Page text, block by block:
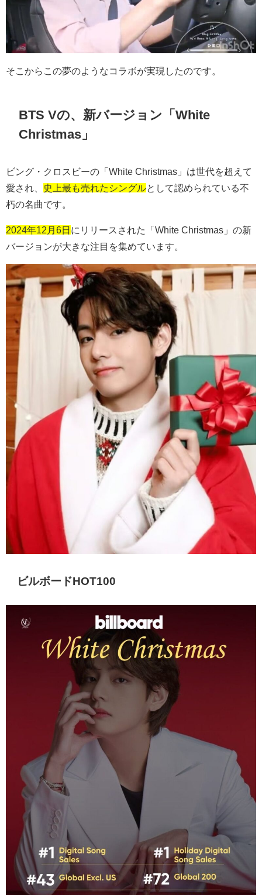
そこからこの夢のようなコラボが実現したのです。
BTS Vの、新バージョン「White
Christmas」
ビング・クロスビーの「 White Christmas 」は世代を超えて
愛され、
史上最も売れたシングルとして認められている不
朽の名曲です。
2024年12月6日 にリリースされた「 White Christmas 」の新
バージョンが大きな注目を集めています。
ビルボードHOT100